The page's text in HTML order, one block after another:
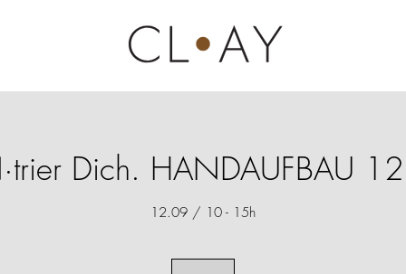
Dich. HANDAUFBAU
12.09 / 10 - 15h